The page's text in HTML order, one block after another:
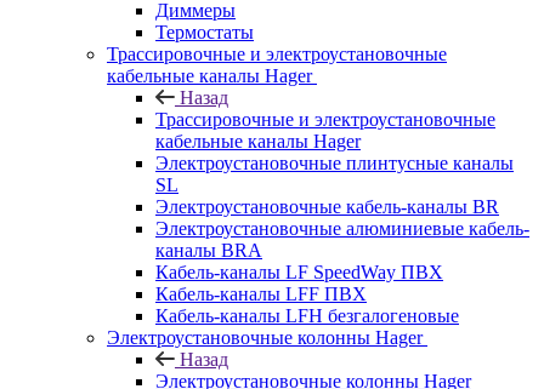
Диммеры
Термостаты
Трассировочные и электроустановочные
кабельные каналы Hager
Назад
Трассировочные и электроустановочные
кабельные каналы Hager
Электроустановочные плинтусные каналы
SL
Электроустановочные кабель-каналы BR
Электроустановочные алюминиевые кабель-
каналы BRA
Кабель-каналы LF SpeedWay ПВХ
Кабель-каналы LFF ПВХ
Кабель-каналы LFH безгалогеновые
Электроустановочные колонны Hager
Назад
Электроустановочные колонны Hager